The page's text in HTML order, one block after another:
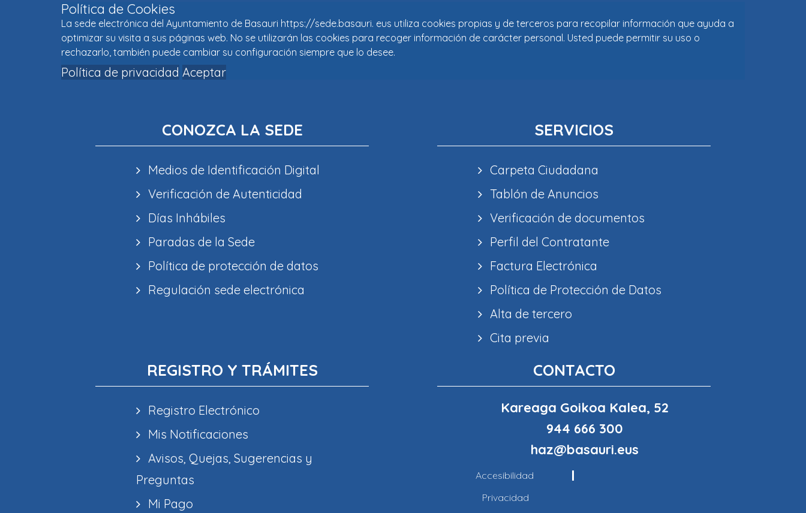
Política de Cookies
La sede electrónica del Ayuntamiento de Basauri https://sede.basauri. eus utiliza cookies propias y de terceros para recopilar información que ayuda a
optimizar su visita a sus páginas web. No se utilizarán las cookies para recoger información de carácter personal. Usted puede permitir su uso o
rechazarlo, también puede cambiar su configuración siempre que lo desee.
Política de privacidad Aceptar
CONOZCA LA SEDE
Medios de Identificación Digital
Verificación de Autenticidad
Días Inhábiles
Paradas de la Sede
Política de protección de datos
Regulación sede electrónica
SERVICIOS
Carpeta Ciudadana
Tablón de Anuncios
Verificación de documentos
Perfil del Contratante
Factura Electrónica
Política de Protección de Datos
Alta de tercero
Cita previa
REGISTRO Y TRÁMITES
Registro Electrónico
Mis Notificaciones
Avisos, Quejas, Sugerencias y
Preguntas
Mi Pago
CONTACTO
Kareaga Goikoa Kalea, 52
944 666 300
haz@basauri.eus
Accesibilidad
Privacidad